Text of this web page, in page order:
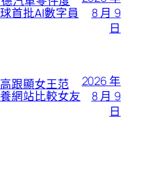
首批AI數字員
8 月 9
日
跟顯女王范
網站比較女友
2026 年
8 月 9
日